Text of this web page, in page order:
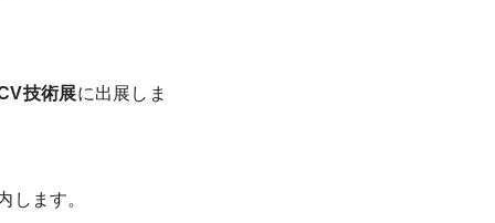
技術展に出展しま
します。